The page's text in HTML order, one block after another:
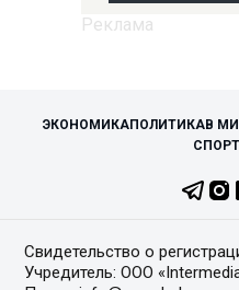
ЭКОНОМИКАПОЛИТИКАВ
СПОРТ
Свидетельство о
Учредитель: ООО